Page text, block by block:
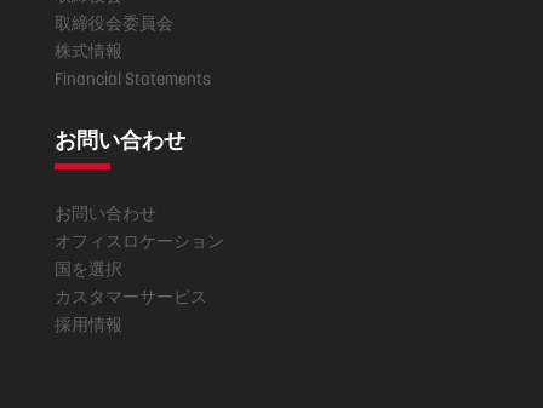
取締役会委員会
株式情報
Financial Statements
お問い合わせ
お問い合わせ
オフィスロケーション
国を選択
カスタマーサービス
採用情報